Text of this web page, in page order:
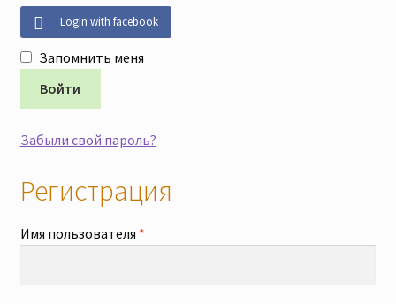
Отправить сообщение
Мы в соцсетях
Скидки
Login with facebook
Запомнить меня
Войти
Забыли свой пароль?
Регистрация
Имя пользователя *Обязательно